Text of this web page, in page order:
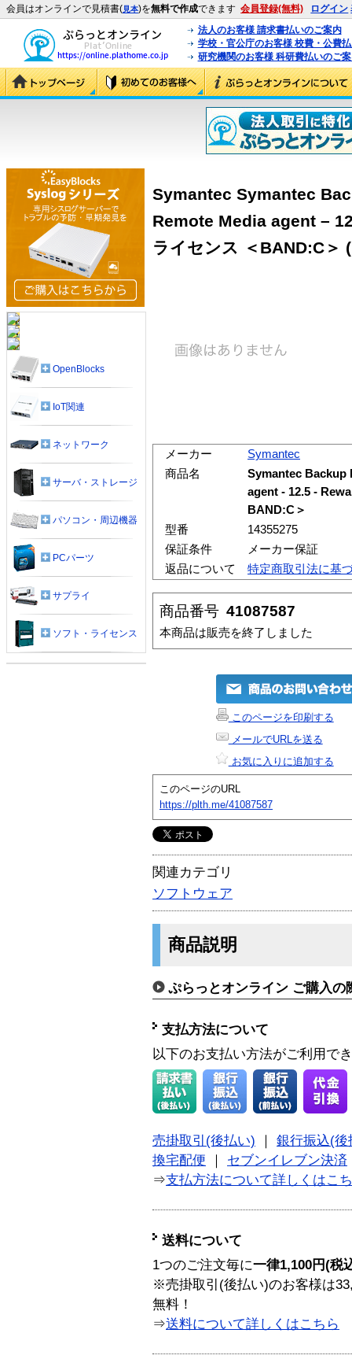
会員はオンラインで見積書(見本)を無料で作成できます 会員登録(無料) ログイン
法人のお客様 請求書払いのご案内
学校・官公庁のお客様 校費・公費
研究機関のお客様 科研費払いのご
Symantec Symantec
Remote Media agent –
ライセンス ＜BAND:C＞
メーカー
Symantec
商品名
Symantec Backup
agent - 12.5 -
BAND:C＞
型番
14355275
保証条件
メーカー保証
返品について
特定商取引法に基
商品番号 41087587
本商品は販売を終了しました
このページを印刷する
メールでURLを送る
お気に入りに追加する
このページのURL
https://plth.me/41087587
関連カテゴリ
ソフトウェア
商品説明
ぷらっとオンライン ご購入の
支払方法について
以下のお支払い方法がご利用で
売掛取引(後払い)
銀行振込(後
換宅配便
セブンイレブン決済
⇒支払方法について詳しくはこ
送料について
1つのご注文毎に一律1,100円(税
※売掛取引(後払い)のお客様は
無料！
⇒送料について詳しくはこちら
OpenBlocks
IoT関連
ネットワーク
サーバ・ストレージ
パソコン・周辺機器
PCパーツ
サプライ
ソフト・ライセンス